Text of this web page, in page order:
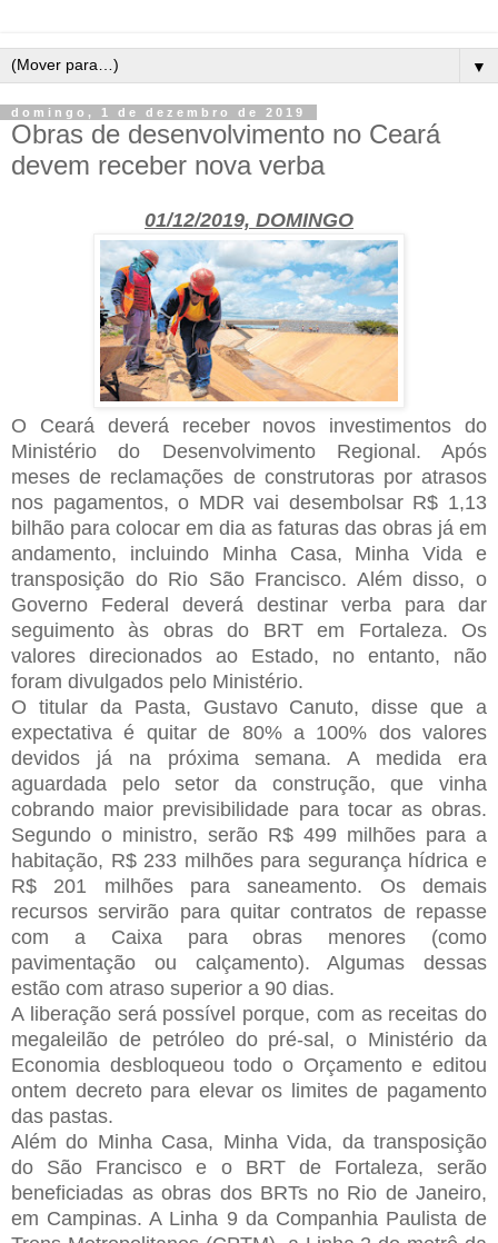
▼
domingo, 1 de dezembro de 2019
Obras de desenvolvimento no Ceará
devem receber nova verba
01/12/2019, DOMINGO
O Ceará deverá receber novos investimentos do
Ministério do Desenvolvimento Regional. Após
meses de reclamações de construtoras por atrasos
nos pagamentos, o MDR vai desembolsar R$ 1,13
bilhão para colocar em dia as faturas das obras já em
andamento, incluindo Minha Casa, Minha Vida e
transposição do Rio São Francisco. Além disso, o
Governo Federal deverá destinar verba para dar
seguimento às obras do BRT em Fortaleza. Os
valores direcionados ao Estado, no entanto, não
foram divulgados pelo Ministério.
O titular da Pasta, Gustavo Canuto, disse que a
expectativa é quitar de 80% a 100% dos valores
devidos já na próxima semana. A medida era
aguardada pelo setor da construção, que vinha
cobrando maior previsibilidade para tocar as obras.
Segundo o ministro, serão R$ 499 milhões para a
habitação, R$ 233 milhões para segurança hídrica e
R$ 201 milhões para saneamento. Os demais
recursos servirão para quitar contratos de repasse
com a Caixa para obras menores (como
pavimentação ou calçamento). Algumas dessas
estão com atraso superior a 90 dias.
A liberação será possível porque, com as receitas do
megaleilão de petróleo do pré-sal, o Ministério da
Economia desbloqueou todo o Orçamento e editou
ontem decreto para elevar os limites de pagamento
das pastas.
Além do Minha Casa, Minha Vida, da transposição
do São Francisco e o BRT de Fortaleza, serão
beneficiadas as obras dos BRTs no Rio de Janeiro,
em Campinas. A Linha 9 da Companhia Paulista de